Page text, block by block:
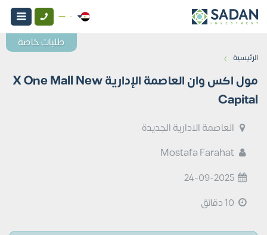
الرئيسية ›
مول اكس وان العاصمة الإدارية X One Mall New
Capital
العاصمة الادارية الجديدة
Mostafa Farahat
24-09-2025
طلبات خاصة